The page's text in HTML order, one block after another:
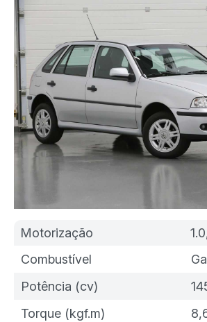
Motorização
Combustível
Potência (cv)
Torque (kgf.m)